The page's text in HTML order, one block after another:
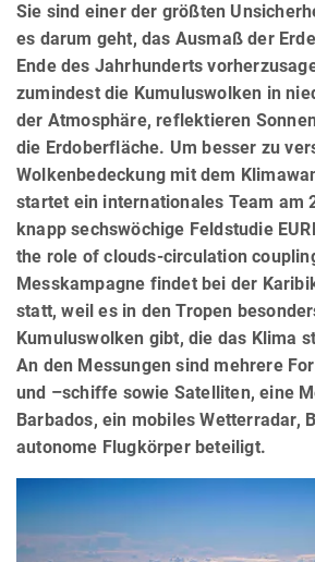
Sie sind einer der größten
es darum geht, das Ausmaß der
Ende des Jahrhunderts
zumindest die Kumuluswolken in
der Atmosphäre, reflektieren
die Erdoberfläche. Um besser zu
Wolkenbedeckung mit dem
startet ein internationales Team am
knapp sechswöchige Feldstudie
the role of clouds-circulation
Messkampagne findet bei der
statt, weil es in den Tropen
Kumuluswolken gibt, die das Klima
An den Messungen sind mehrere
und –schiffe sowie Satelliten, eine
Barbados, ein mobiles Wetterradar,
autonome Flugkörper beteiligt.